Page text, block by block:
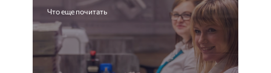
Что еще почитать